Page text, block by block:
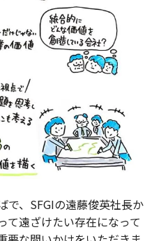
で、SFGIの遠藤俊英社長か
て遠ざけたい存在になって